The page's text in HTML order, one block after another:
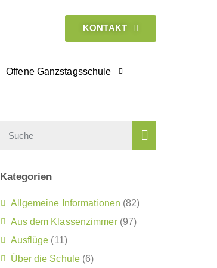
KONTAKT
Offene Ganzstagsschule
Kategorien
Allgemeine Informationen (82)
Aus dem Klassenzimmer(97)
Ausflüge (11)
Über die Schule (6)